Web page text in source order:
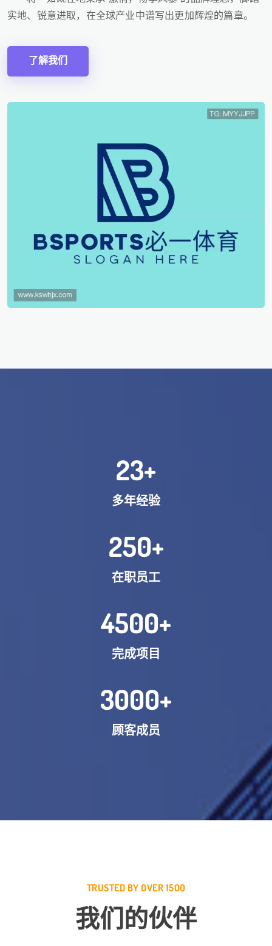
实地、锐意进取，在全球产业中谱写出更加辉煌的篇章。
了解我们
23+
多年经验
250+
在职员工
4500+
完成项目
3000+
顾客成员
TRUSTED BY OVER 1500
我们的伙伴